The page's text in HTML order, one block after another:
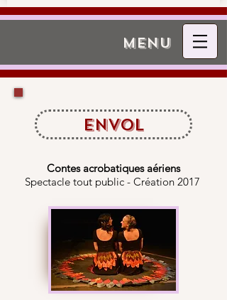
menu
Envol
Contes acrobatiques aériens
Spectacle tout public - Création 2017